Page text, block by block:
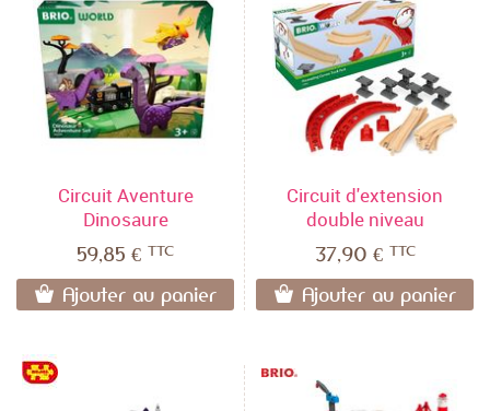
Circuit Aventure
Dinosaure
59,85 € TTC
Ajouter au panier
Circuit d'extension
double niveau
37,90 € TTC
Ajouter au panier